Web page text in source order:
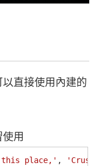
直接使用內建的
用
this place,' ,